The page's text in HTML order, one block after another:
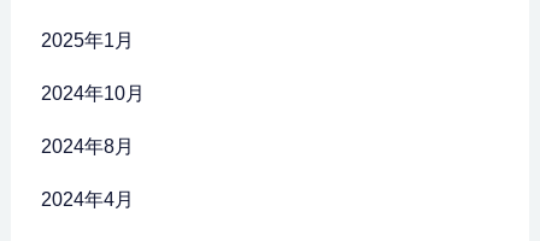
2025年1月
2024年10月
2024年8月
2024年4月